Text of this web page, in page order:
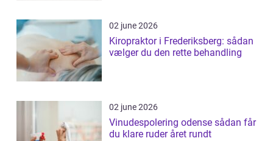
02 june 2026
Kiropraktor i Frederiksberg: sådan
vælger du den rette behandling
02 june 2026
Vinudespolering odense sådan får
du klare ruder året rundt